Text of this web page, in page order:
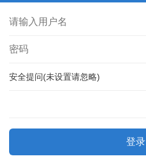
安全提问(未设置请忽略)
登录